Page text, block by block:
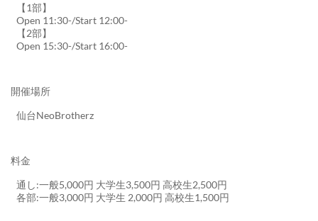
【1部】
Open 11:30-/Start 12:00-
【2部】
Open 15:30-/Start 16:00-
開催場所
仙台NeoBrotherz
料金
通し:一般5,000円 大学生3,500円 高校生2,500円
各部:一般3,000円 大学生 2,000円 高校生1,500円